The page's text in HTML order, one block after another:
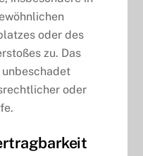
oder des
zu. Das
oder